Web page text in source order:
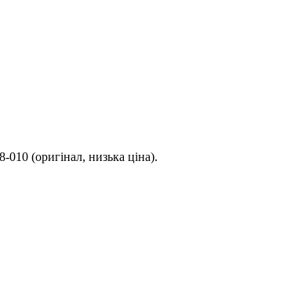
(оригінал, низька ціна).